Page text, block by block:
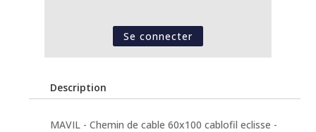
Se connecter
Description
MAVIL - Chemin de cable 60x100 cablofil eclisse -